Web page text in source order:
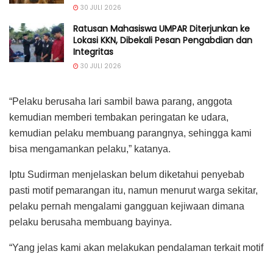
30 JULI 2026
Ratusan Mahasiswa UMPAR Diterjunkan ke
Lokasi KKN, Dibekali Pesan Pengabdian dan
Integritas
30 JULI 2026
“Pelaku berusaha lari sambil bawa parang, anggota
kemudian memberi tembakan peringatan ke udara,
kemudian pelaku membuang parangnya, sehingga kami
bisa mengamankan pelaku,” katanya.
Iptu Sudirman menjelaskan belum diketahui penyebab
pasti motif pemarangan itu, namun menurut warga sekitar,
pelaku pernah mengalami gangguan kejiwaan dimana
pelaku berusaha membuang bayinya.
“Yang jelas kami akan melakukan pendalaman terkait motif